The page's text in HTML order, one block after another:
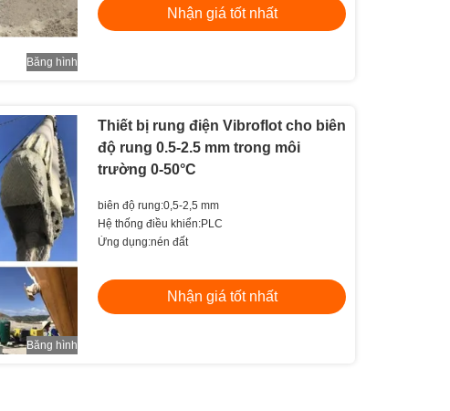
Băng hình
Nhận giá tốt nhất
Băng hình
Thiết bị rung điện Vibroflot cho biên
độ rung 0.5-2.5 mm trong môi
trường 0-50°C
biên độ rung:0,5-2,5 mm
Hệ thống điều khiển:PLC
Ứng dụng:nén đất
Nhận giá tốt nhất